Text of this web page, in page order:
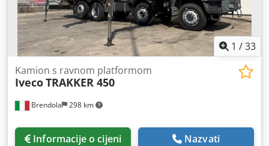
1 /33
Brendola 298 km
Kamion s ravnom platformom
IvecoTRAKKER 450
Informacije o cijeni Nazvati